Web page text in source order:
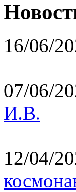
16/06/
07/06/
И.В.
12/04/